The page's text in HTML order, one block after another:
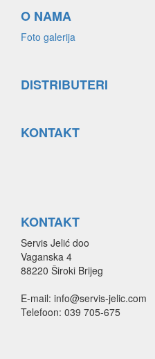
O NAMA
Foto galerija
DISTRIBUTERI
KONTAKT
KONTAKT
Servis Jelić doo
Vaganska 4
88220 Široki Brijeg
E-mail: info@servis-jelic.com
Telefoon: 039 705-675